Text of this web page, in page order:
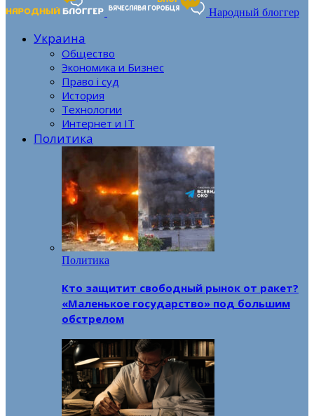
Народный блоггер
Украина
Общество
Экономика и Бизнес
Право і суд
История
Технологии
Интернет и IT
Политика
Политика
Кто защитит свободный рынок от ракет?
«Маленькое государство» под большим
обстрелом